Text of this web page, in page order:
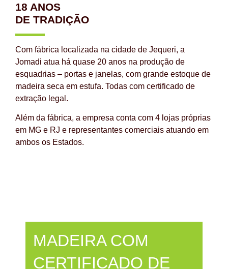
18 ANOS
DE TRADIÇÃO
Com fábrica localizada na cidade de Jequeri, a
Jomadi atua há quase 20 anos na produção de
esquadrias – portas e janelas, com grande estoque de
madeira seca em estufa. Todas com certificado de
extração legal.
Além da fábrica, a empresa conta com 4 lojas próprias
em MG e RJ e representantes comerciais atuando em
ambos os Estados.
MADEIRA COM
CERTIFICADO DE